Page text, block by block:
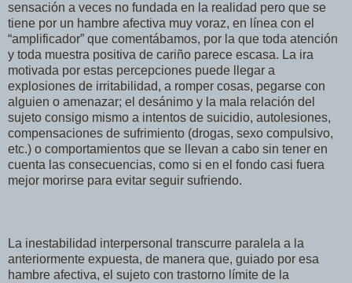
sensación a veces no fundada en la realidad pero que se
tiene por un hambre afectiva muy voraz, en línea con el
“amplificador” que comentábamos, por la que toda atención
y toda muestra positiva de cariño parece escasa. La ira
motivada por estas percepciones puede llegar a
explosiones de irritabilidad, a romper cosas, pegarse con
alguien o amenazar; el desánimo y la mala relación del
sujeto consigo mismo a intentos de suicidio, autolesiones,
compensaciones de sufrimiento (drogas, sexo compulsivo,
etc.) o comportamientos que se llevan a cabo sin tener en
cuenta las consecuencias, como si en el fondo casi fuera
mejor morirse para evitar seguir sufriendo.
La inestabilidad interpersonal transcurre paralela a la
anteriormente expuesta, de manera que, guiado por esa
hambre afectiva, el sujeto con trastorno límite de la